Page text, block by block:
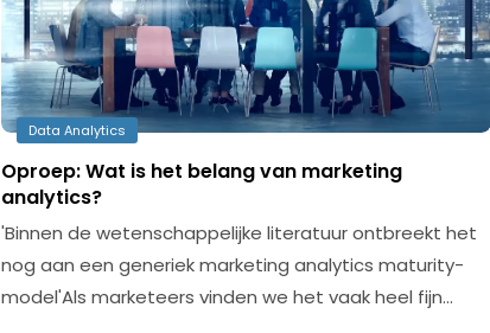
Data Analytics
Oproep: Wat is het belang van marketing
analytics?
'Binnen de wetenschappelijke literatuur ontbreekt het
nog aan een generiek marketing analytics maturity-
model'Als marketeers vinden we het vaak heel fijn…